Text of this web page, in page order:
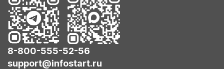
8-800-555-52-56
support@infostart.ru